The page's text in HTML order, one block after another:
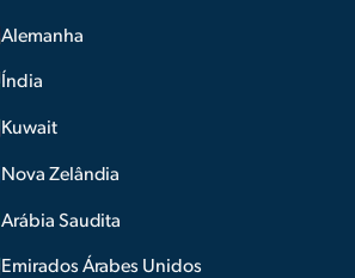
Alemanha
Índia
Kuwait
Nova Zelândia
Arábia Saudita
Emirados Árabes Unidos